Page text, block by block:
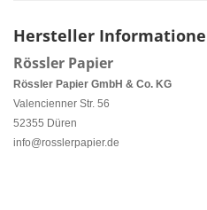
Hersteller
Rössler Papier
Rössler Papier GmbH & Co. KG
Valencienner Str. 56
52355 Düren
info@rosslerpapier.de